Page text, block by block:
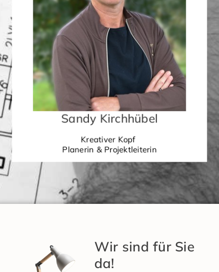
Sandy Kirchhübel
Kreativer Kopf
Planerin & Projektleiterin
Wir sind für Sie
da!